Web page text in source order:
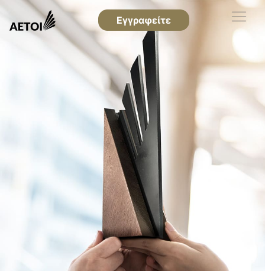
Εγγραφείτε